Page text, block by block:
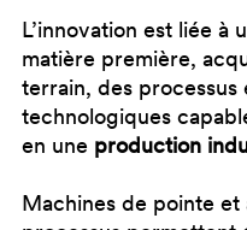
L’innovation est liée à
matière première,
terrain, des processus
technologiques
en une production
Machines de pointe et